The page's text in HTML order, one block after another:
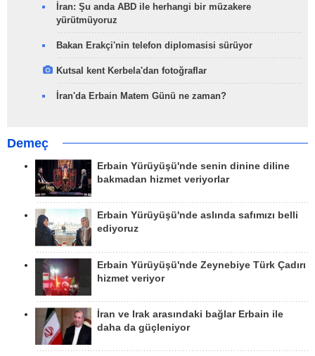
İran: Şu anda ABD ile herhangi bir müzakere
yürütmüyoruz
Bakan Erakçi'nin telefon diplomasisi sürüyor
Kutsal kent Kerbela'dan fotoğraflar
İran'da Erbain Matem Günü ne zaman?
Demeç
Erbain Yürüyüşü'nde senin dinine diline
bakmadan hizmet veriyorlar
Erbain Yürüyüşü'nde aslında safımızı belli
ediyoruz
Erbain Yürüyüşü'nde Zeynebiye Türk Çadırı
hizmet veriyor
İran ve Irak arasındaki bağlar Erbain ile
daha da güçleniyor